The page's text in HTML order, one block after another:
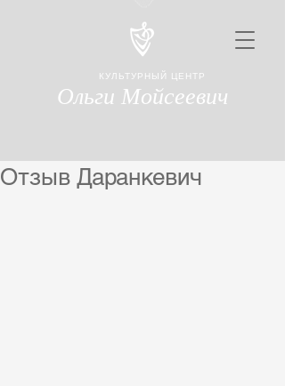
Ольги Мойсеевич
КУЛЬТУРНЫЙ ЦЕНТР
Отзыв Даранкевич